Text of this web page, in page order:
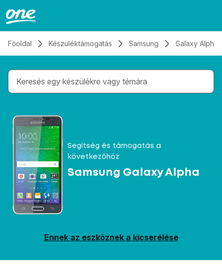
Főoldal Készüléktámogatás Samsung Galaxy Alpha
Gépelés közben megjelennek a keresési
Segítség és támogatás a
következőhöz
Samsung Galaxy Alpha
Ennek az eszköznek a kicserélése